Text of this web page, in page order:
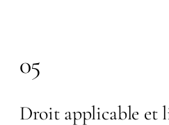
05
Droit applicable et